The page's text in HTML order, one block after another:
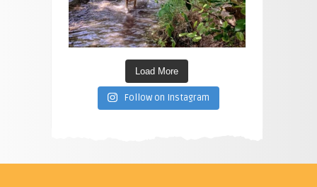
Load More
Follow on Instagram